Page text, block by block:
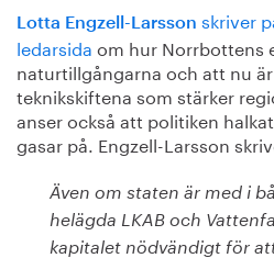
Lotta Engzell-Larsson skriver
ledarsida om hur Norrbottens
naturtillgångarna och att nu
teknikskiftena som stärker
anser också att politiken
gasar på. Engzell-Larsson
Även om staten är med i
helägda LKAB och
kapitalet nödvändigt för